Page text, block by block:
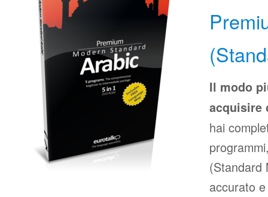
Il modo
acquisire
hai
(Standard
accurato